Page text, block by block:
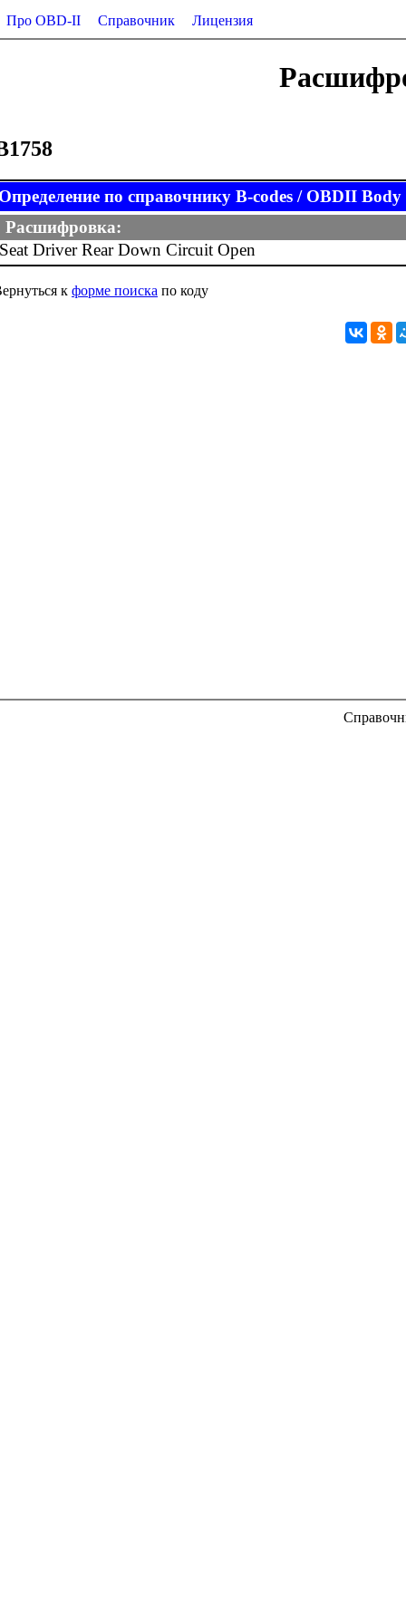
Про OBD-II Справочник Лицензия
по справочнику B-codes / OBDII Body
Расшифровка:
Seat Driver Rear Down Circuit Open
к форме поиска по коду